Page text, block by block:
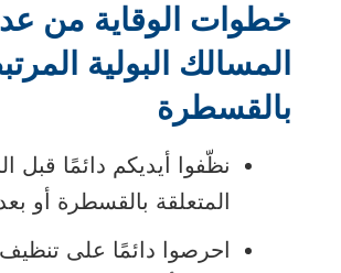
خطوات الوقاية من
المسالك البولية
بالقسطرة
نظّفوا أيديكم دائمًا قبل
المتعلقة بالقسطرة أو
احرصوا دائمًا على